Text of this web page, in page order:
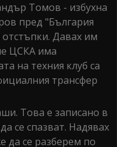
Томов - избухна
пред "България
Давах им
ЦСКА има
на техния клуб са
трансфер
Това е записано в
се спазват. Надявах
да се разберем по